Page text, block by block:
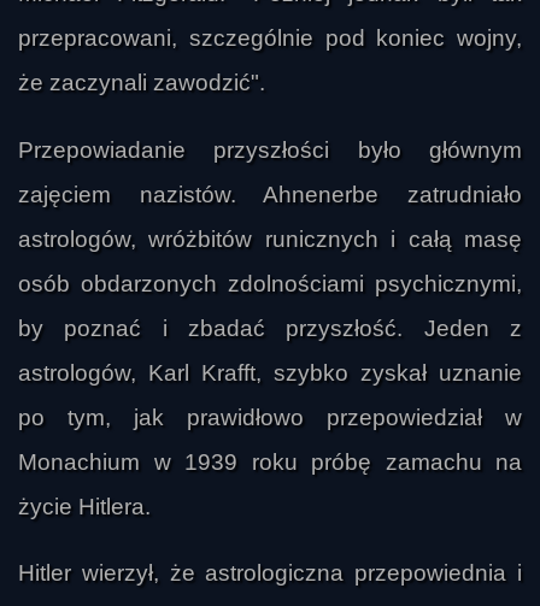
przepracowani, szczególnie pod koniec wojny,
że zaczynali zawodzić".
Przepowiadanie przyszłości było głównym
zajęciem nazistów. Ahnenerbe zatrudniało
astrologów, wróżbitów runicznych i całą masę
osób obdarzonych zdolnościami psychicznymi,
by poznać i zbadać przyszłość. Jeden z
astrologów, Karl Krafft, szybko zyskał uznanie
po tym, jak prawidłowo przepowiedział w
Monachium w 1939 roku próbę zamachu na
życie Hitlera.
Hitler wierzył, że astrologiczna przepowiednia i
Daru